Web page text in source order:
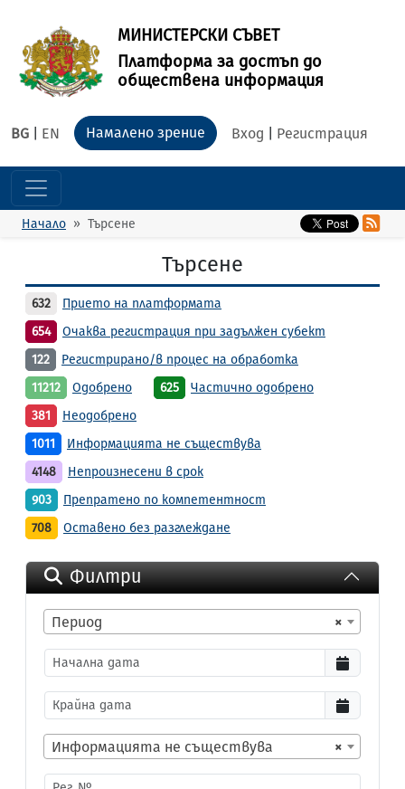
МИНИСТЕРСКИ СЪВЕТ
Платформа за достъп до
обществена информация
BG EN Вход Регистрация
Намалено зрение
Начало Търсене
Търсене
632
Прието на платформата
654
Очаква регистрация при задължен субект
122
Регистрирано/в процес на обработка
11212
Одобрено 625
Частично одобрено
381
Неодобрено
1011
Информацията не съществува
4148
Непроизнесени в срок
903
Препратено по компетентност
708
Оставено без разглеждане
Филтри
×
Период
×
Информацията не съществува